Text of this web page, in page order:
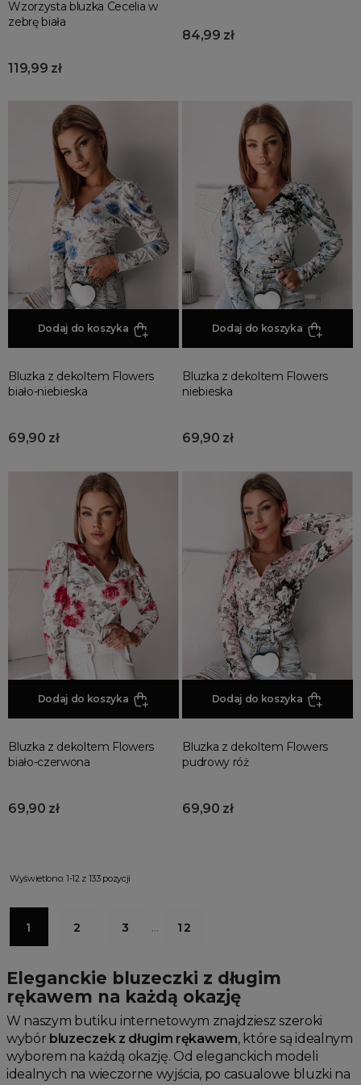
Wzorzysta bluzka Cecelia w
zebrę biała
119,99 zł
84,99 zł
Dodaj do koszyka
Bluzka z dekoltem Flowers
biało-niebieska
69,90 zł
Dodaj do koszyka
Bluzka z dekoltem Flowers
niebieska
69,90 zł
Dodaj do koszyka
Bluzka z dekoltem Flowers
biało-czerwona
69,90 zł
Dodaj do koszyka
Bluzka z dekoltem Flowers
pudrowy róż
69,90 zł
Wyświetlono: 1-12 z 133 pozycji
1 2 3 … 12
Eleganckie bluzeczki z długim
rękawem na każdą okazję
W naszym butiku internetowym znajdziesz szeroki
wybór bluzeczek z długim rękawem, które są idealnym
wyborem na każdą okazję. Od eleganckich modeli
idealnych na wieczorne wyjścia, po casualowe bluzki na